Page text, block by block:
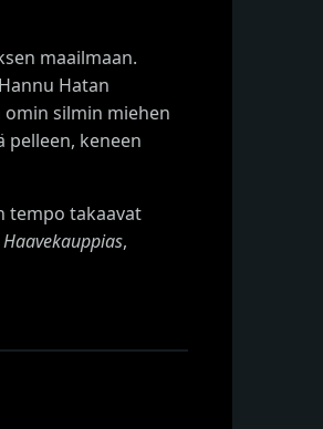
maailmaan.
Hatan
silmin miehen
pelleen, keneen
tempo takaavat
Haavekauppias,